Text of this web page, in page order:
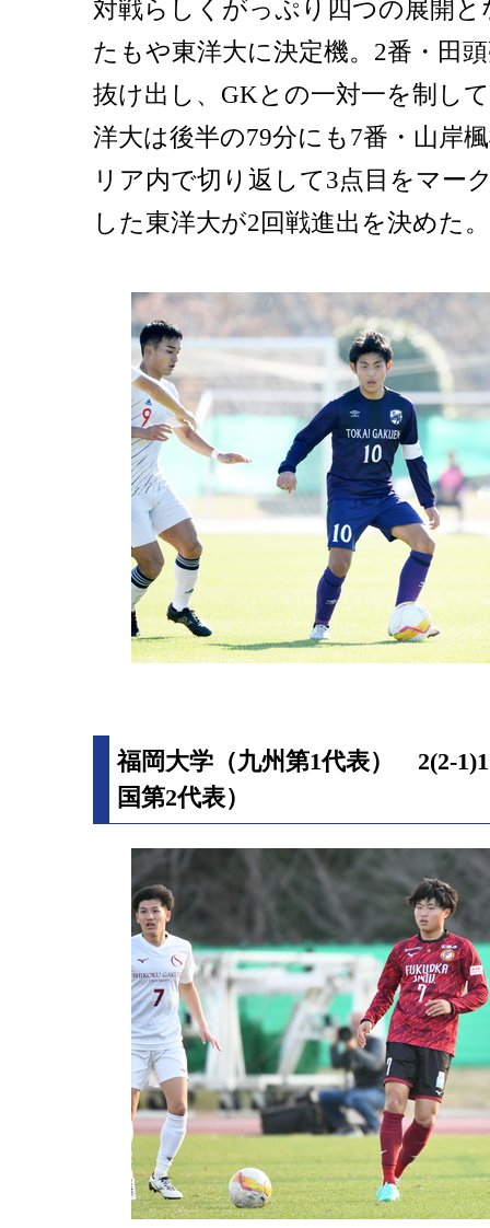
対戦らしくがっぷり四つの展開
たもや東洋大に決定機。2番・田
抜け出し、GKとの一対一を制し
洋大は後半の79分にも7番・山岸
リア内で切り返して3点目をマー
した東洋大が2回戦進出を決めた。
福岡大学（九州第1代表） 2(2-
国第2代表）